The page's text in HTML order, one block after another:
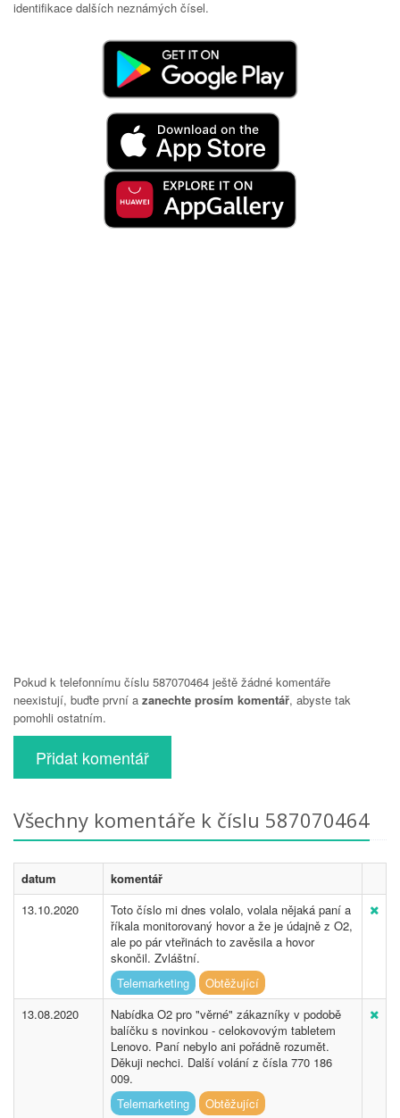
identifikace dalších neznámých čísel.
Pokud k telefonnímu číslu 587070464 ještě žádné komentáře
neexistují, buďte první a zanechte prosím komentář, abyste tak
pomohli ostatním.
Přidat komentář
Všechny komentáře k číslu 587070464
datum
komentář
13.10.2020
Toto číslo mi dnes volalo, volala nějaká paní a
říkala monitorovaný hovor a že je údajně z O2,
ale po pár vteřinách to zavěsila a hovor
skončil. Zvláštní.
Telemarketing
Obtěžující
13.08.2020
Nabídka O2 pro "věrné" zákazníky v podobě
balíčku s novinkou - celokovovým tabletem
Lenovo. Paní nebylo ani pořádně rozumět.
Děkuji nechci. Další volání z čísla 770 186
009.
Telemarketing
Obtěžující